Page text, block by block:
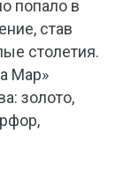
попало в
став
столетия.
Мар»
золото,